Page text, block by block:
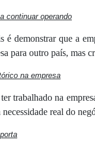
continuar operando
é demonstrar que a
para outro país, mas
na empresa
trabalhado na
real do